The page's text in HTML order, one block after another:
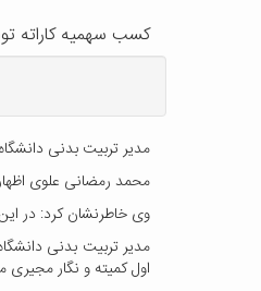
کسب سهمیه کاراته
مدیر تربیت بدنی
محمد رمضانی علوی
وی خاطرنشان کرد: در
اول کمیته و نگار مجیری